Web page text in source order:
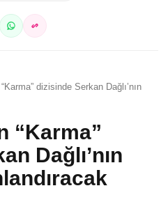
dizisinde Serkan Dağlı’nın
“Karma”
Dağlı’nın